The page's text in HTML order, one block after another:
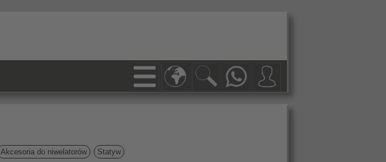
Akcesoria do niwelatorów
Statyw